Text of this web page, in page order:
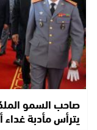
صاحب السمو
يترأس مأدبة